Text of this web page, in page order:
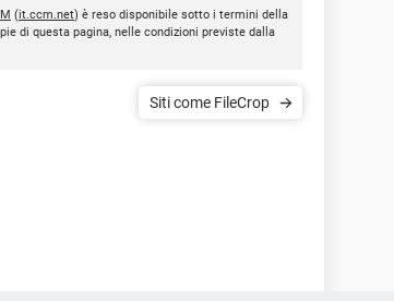
(it.ccm.net) è reso disponibile sotto i termini della
di questa pagina, nelle condizioni previste dalla
Siti come FileCrop